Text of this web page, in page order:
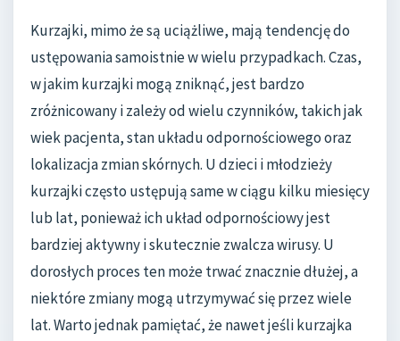
Kurzajki, mimo że są uciążliwe, mają tendencję do
ustępowania samoistnie w wielu przypadkach. Czas,
w jakim kurzajki mogą zniknąć, jest bardzo
zróżnicowany i zależy od wielu czynników, takich jak
wiek pacjenta, stan układu odpornościowego oraz
lokalizacja zmian skórnych. U dzieci i młodzieży
kurzajki często ustępują same w ciągu kilku miesięcy
lub lat, ponieważ ich układ odpornościowy jest
bardziej aktywny i skutecznie zwalcza wirusy. U
dorosłych proces ten może trwać znacznie dłużej, a
niektóre zmiany mogą utrzymywać się przez wiele
lat. Warto jednak pamiętać, że nawet jeśli kurzajka